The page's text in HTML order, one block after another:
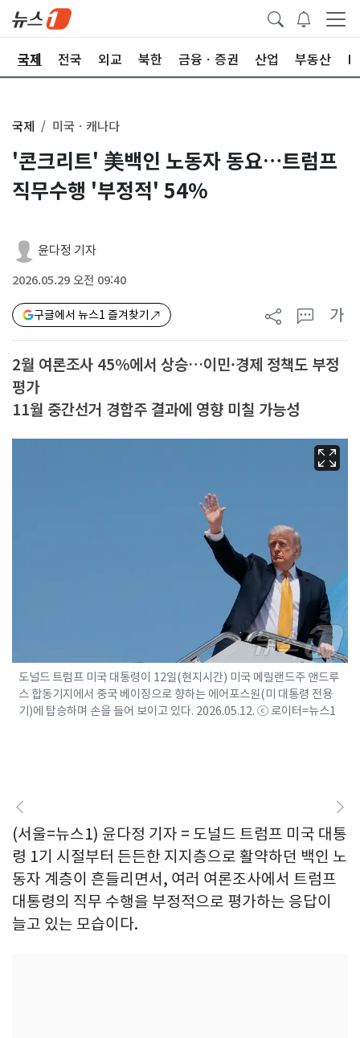
국제 전국 외교 북한 금융ㆍ증권 산업 부동산
국제 미국ㆍ캐나다
'콘크리트' 美백인 노동자 동요…트럼프
직무수행 '부정적' 54%
윤다정 기자
2026.05.29 오전 09:40
구글에서 뉴스1 즐겨찾기 가
2월 여론조사 45%에서 상승…이민·경제 정책도 부정
평가
11월 중간선거 경합주 결과에 영향 미칠 가능성
도널드 트럼프 미국 대통령이 12일(현지시간) 미국 메릴랜드주 앤드루
스 합동기지에서 중국 베이징으로 향하는 에어포스원(미 대통령 전용
기)에 탑승하며 손을 들어 보이고 있다. 2026.05.12. ⓒ 로이터=뉴스1
(서울=뉴스1) 윤다정 기자 = 도널드 트럼프 미국 대통
령 1기 시절부터 든든한 지지층으로 활약하던 백인 노
동자 계층이 흔들리면서, 여러 여론조사에서 트럼프
대통령의 직무 수행을 부정적으로 평가하는 응답이
늘고 있는 모습이다.